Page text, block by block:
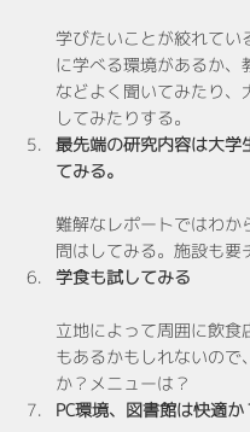
学びたいことが絞れてい
に学べる環境があるか、
などよく聞いてみたり、
してみたりする。
最先端の研究内容は大学
てみる。
難解なレポートではわか
問はしてみる。施設も要
学食も試してみる
立地によって周囲に飲食
もあるかもしれないので
か？メニューは？
PC環境、図書館は快適か